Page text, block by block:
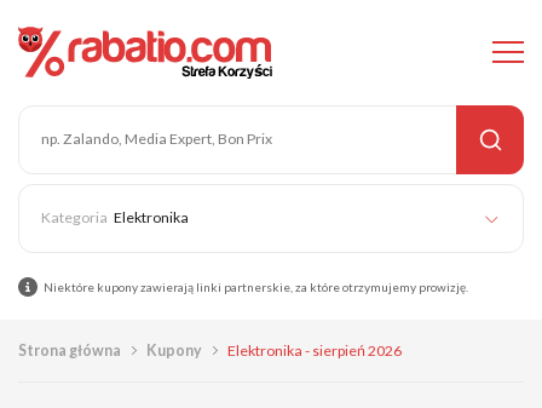
Elektronika
Niektóre kupony zawierają linki partnerskie, za które otrzymujemy prowizję.
Strona główna Kupony Elektronika - sierpień 2026